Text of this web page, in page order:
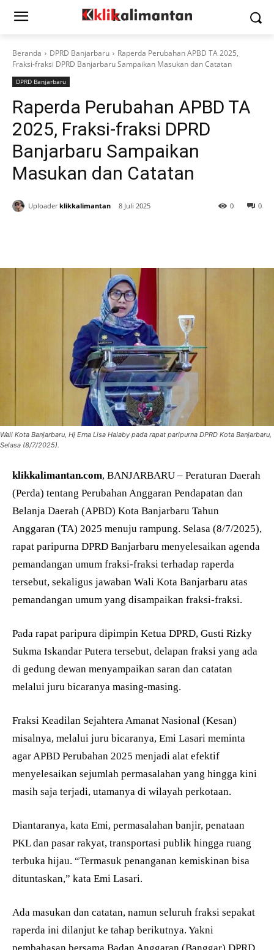
Beranda DPRD Banjarbaru
Raperda Perubahan APBD TA 2025,
Fraksi-fraksi DPRD Banjarbaru Sampaikan Masukan dan Catatan
DPRD Banjarbaru
Raperda Perubahan APBD TA
2025, Fraksi-fraksi DPRD
Banjarbaru Sampaikan
Masukan dan Catatan
Uploader klikkalimantan 8 Juli 2025 0
0
Wali Kota Banjarbaru, Hj Erna Lisa Halaby pada rapat paripurna DPRD Kota Banjarbaru,
Selasa (8/7/2025).
klikkalimantan.com, BANJARBARU – Peraturan Daerah
(Perda) tentang Perubahan Anggaran Pendapatan dan
Belanja Daerah (APBD) Kota Banjarbaru Tahun
Anggaran (TA) 2025 menuju rampung. Selasa (8/7/2025),
rapat paripurna DPRD Banjarbaru menyelesaikan agenda
pemandangan umum fraksi-fraksi terhadap raperda
tersebut, sekaligus jawaban Wali Kota Banjarbaru atas
pemandangan umum yang disampaikan fraksi-fraksi.
Pada rapat paripura dipimpin Ketua DPRD, Gusti Rizky
Sukma Iskandar Putera tersebut, delapan fraksi yang ada
di gedung dewan menyampaikan saran dan catatan
melalui juru bicaranya masing-masing.
Fraksi Keadilan Sejahtera Amanat Nasional (Kesan)
misalnya, melalui juru bicaranya, Emi Lasari meminta
agar APBD Perubahan 2025 menjadi alat efektif
menyelesaikan sejumlah permasalahan yang hingga kini
masih saja terjadi, utamanya di wilayah perkotaan.
Diantaranya, kata Emi, permasalahan banjir, penataan
PKL dan pasar rakyat, transportasi publik hingga ruang
terbuka hijau. “Termasuk penanganan kemiskinan bisa
dituntaskan,” kata Emi Lasari.
Ada masukan dan catatan, namun seluruh fraksi sepakat
raperda ini dilanjut ke tahap berikutnya. Yakni
pembahasan bersama Badan Anggaran (Banggar) DPRD